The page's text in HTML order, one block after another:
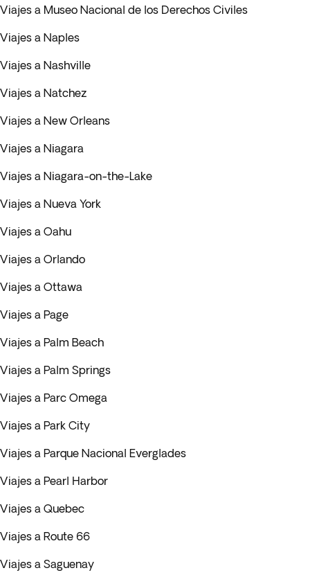
Viajes a Museo Nacional de los Derechos Civiles
Viajes a Naples
Viajes a Nashville
Viajes a Natchez
Viajes a New Orleans
Viajes a Niagara
Viajes a Niagara-on-the-Lake
Viajes a Nueva York
Viajes a Oahu
Viajes a Orlando
Viajes a Ottawa
Viajes a Page
Viajes a Palm Beach
Viajes a Palm Springs
Viajes a Parc Omega
Viajes a Park City
Viajes a Parque Nacional Everglades
Viajes a Pearl Harbor
Viajes a Quebec
Viajes a Route 66
Viajes a Saguenay